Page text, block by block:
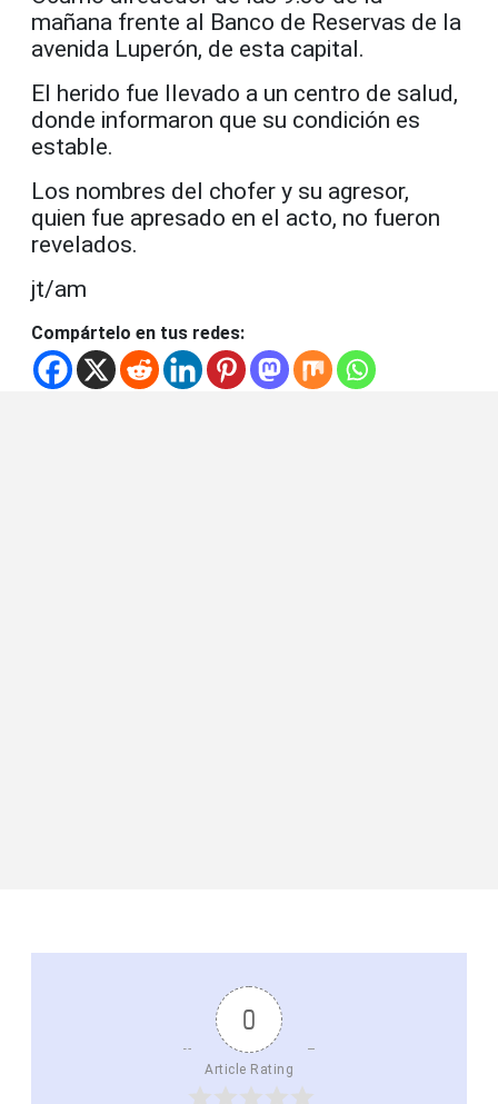
mañana frente al Banco de Reservas de la
avenida Luperón, de esta capital.
El herido fue llevado a un centro de salud,
donde informaron que su condición es
estable.
Los nombres del chofer y su agresor,
quien fue apresado en el acto, no fueron
revelados.
jt/am
Compártelo en tus redes:
0
Article Rating